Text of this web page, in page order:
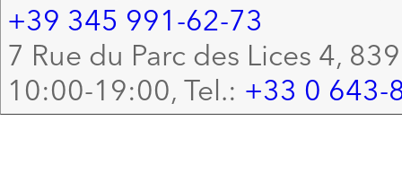
+39 345 991-62-73
7 Rue du Parc des Lices 4,
10:00-19:00, Tel.: +33 0 643-